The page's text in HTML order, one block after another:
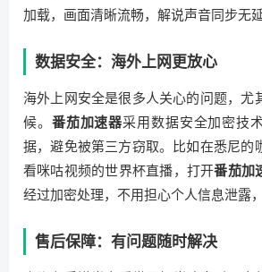
加载，画面清晰流畅，解说声音同步无延
数据安全：海外上网更放心
海外上网安全是很多人关心的问题，尤
候。 番茄加速器采用数据安全加密技
据，避免被第三方窃取。比如在悉尼的
看咪咕视频的世界杯直播，打开番茄加
经过加密处理，不用担心个人信息泄露
售后保障：有问题随时解决